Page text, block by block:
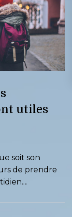
utiles
soit son
de prendre